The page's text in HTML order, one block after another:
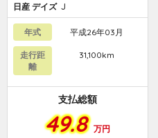
日産 デイズ J
年式 平成26年03月
走行距
離
31,100km
支払総額
49.8 万円